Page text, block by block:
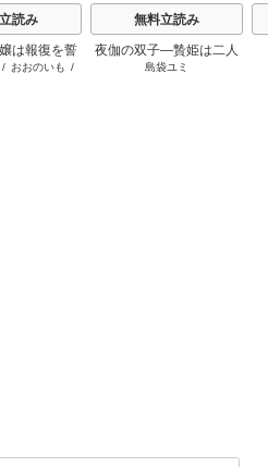
読み
は報復を誓
た。
/ おおのいも /
無料立読み
夜伽の双子―贄姫は二人
の王子に愛される―
島袋ユミ